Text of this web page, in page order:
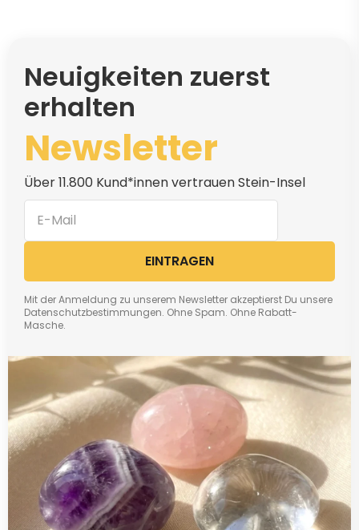
Neuigkeiten zuerst
erhalten
Newsletter
Über 11.800 Kund*innen vertrauen Stein-Insel
EINTRAGEN
Mit der Anmeldung zu unserem Newsletter akzeptierst Du unsere
Datenschutzbestimmungen. Ohne Spam. Ohne Rabatt-
Masche.